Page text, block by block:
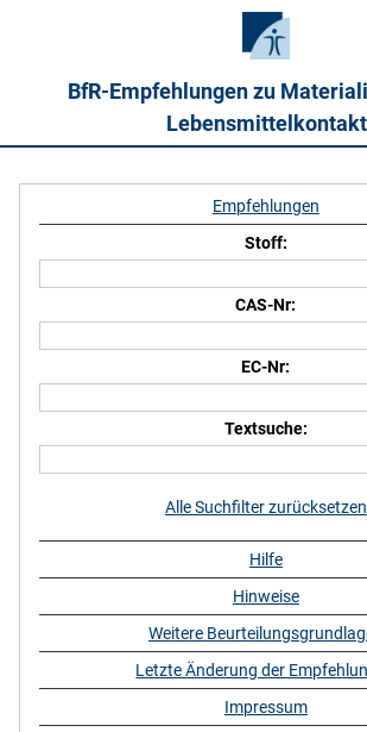
BfR-Empfehlungen zu
Lebensmittelkontakt
Empfehlungen
Stoff:
CAS-Nr:
EC-Nr:
Textsuche:
Alle Suchfilter zurücksetzen
Hilfe
Hinweise
Weitere
Letzte Änderung der
Impressum